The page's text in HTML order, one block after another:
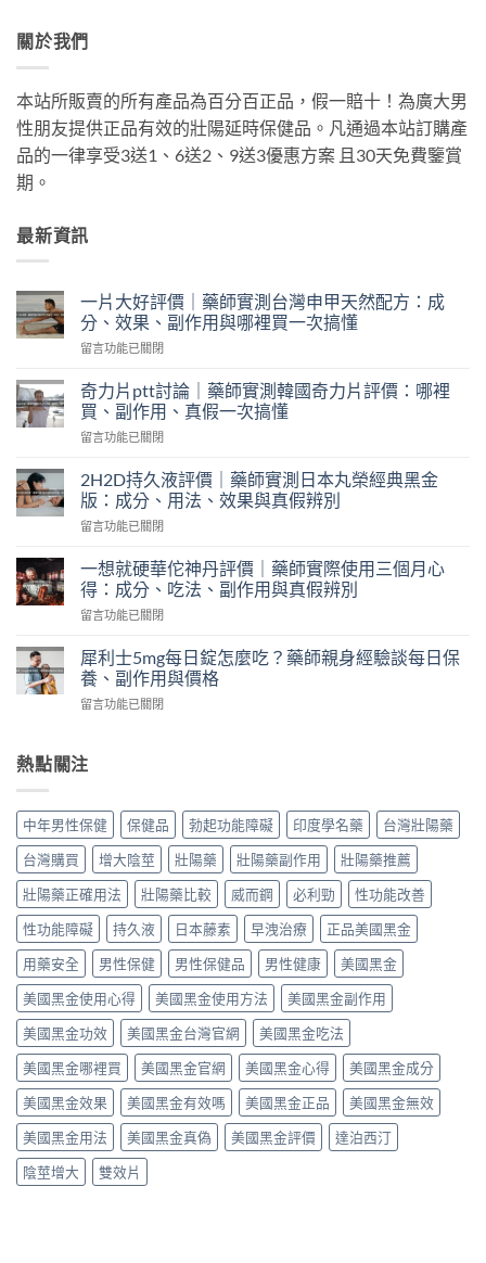
關於我們
本站所販賣的所有產品為百分百正品，假一賠十！為廣大男
性朋友提供正品有效的壯陽延時保健品。凡通過本站訂購產
品的一律享受3送1、6送2、9送3優惠方案 且30天免費鑒賞
期。
最新資訊
一片大好評價｜藥師實測台灣申甲天然配方：成
分、效果、副作用與哪裡買一次搞懂
在
片
大
好
評
｜
藥
師
實
台
灣
甲
然
配
方：
效
果、
作
用
與
裡
買
一
次
搞
懂〉
中
留言功能已關閉
奇力片ptt討論｜藥師實測韓國奇力片評價：哪裡
買、副作用、真假一次搞懂
在
力
片
ptt
討
｜
藥
師
實
韓
國
力
價：
買、
副
用、
真
假
一
次
懂〉
中
留言功能已關閉
2H2D持久液評價｜藥師實測日本丸榮經典黑金
版：成分、用法、效果與真假辨別
在
久
液
評
｜
藥
師
實
本
經
典
金
版：
成
分、
用
法、
效
果
與
真
假
辨
別〉
中
留言功能已關閉
一想就硬華佗神丹評價｜藥師實際使用三個月心
得：成分、吃法、副作用與真假辨別
在
想
就
硬
華
丹
｜
藥
實
際
使
用
三
月
心
得：
成
分、
吃
法、
副
作
用
真
留言功能已關閉
犀利士5mg每日錠怎麼吃？藥師親身經驗談每日保
養、副作用與價格
在
士
5mg
日
錠
怎
麼
吃？
藥
師
親
經
驗
談
每
日
保
養、
副
作
用
與
價
留言功能已關閉
熱點關注
中年男性保健 保健品 勃起功能障礙 印度學名藥
台灣壯陽藥
台灣購買
增大陰莖 壯陽藥 壯陽藥副作用
壯陽藥推薦
壯陽藥正確用法
壯陽藥比較 威而鋼 必利勁
性功能改善
性功能障礙
持久液 日本藤素 早洩治療
正品美國黑金
用藥安全
男性保健 男性保健品 男性健康
美國黑金
美國黑金使用心得
美國黑金使用方法
美國黑金副作用
美國黑金功效
美國黑金台灣官網
美國黑金吃法
美國黑金哪裡買
美國黑金官網 美國黑金心得
美國黑金成分
美國黑金效果
美國黑金有效嗎 美國黑金正品
美國黑金無效
美國黑金用法
美國黑金真偽 美國黑金評價
達泊西汀
陰莖增大
雙效片